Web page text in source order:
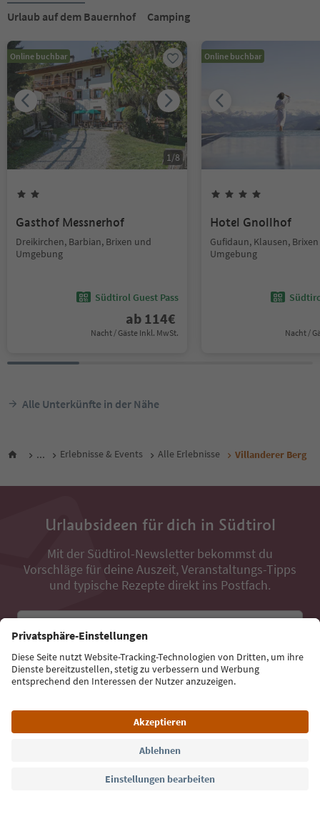
Urlaub auf dem Bauernhof
Camping
Online buchbar
1/8
Gasthof Messnerhof
Dreikirchen, Barbian, Brixen und
Umgebung
Südtirol Guest Pass
ab 114€
Nacht / Gäste Inkl. MwSt.
Online buchbar
Hotel Gnollhof
Gufidaun, Klausen,
Umgebung
Nacht /
Alle Unterkünfte in der Nähe
... Erlebnisse & Events Alle Erlebnisse Villanderer Berg
Urlaubsideen für dich in Südtirol
Mit der Südtirol-Newsletter bekommst du
Vorschläge für deine Auszeit, Veranstaltungs-Tipps
und typische Rezepte direkt ins Postfach.
Jetzt anmelden